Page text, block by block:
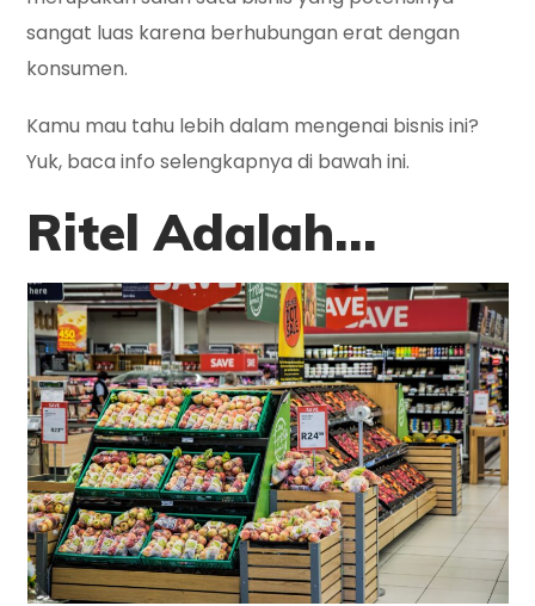
sangat luas karena berhubungan erat dengan
konsumen.
Kamu mau tahu lebih dalam mengenai bisnis ini?
Yuk, baca info selengkapnya di bawah ini.
Ritel Adalah…